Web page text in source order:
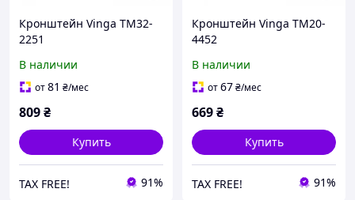
Кронштейн Vinga TM32-
2251
В наличии
от81 ₴/мес
809₴
Купить
TAX FREE! 91%
Кронштейн Vinga TM20-
4452
В наличии
от67₴/мес
669₴
Купить
TAX FREE! 91%